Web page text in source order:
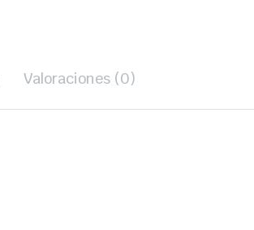
Valoraciones (0)